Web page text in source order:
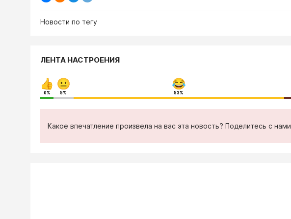
Новости по тегу
ЛЕНТА НАСТРОЕНИЯ
0% 5% 53%
Какое впечатление произвела на вас эта новость? Поделитесь с нами